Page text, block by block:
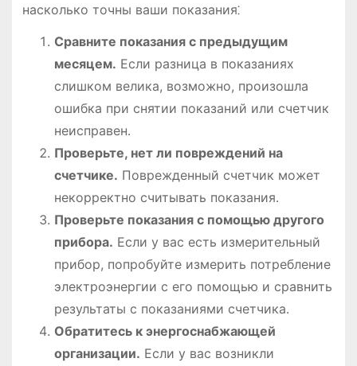
насколько точны ваши показания⁚
Сравните показания с предыдущим
месяцем․ Если разница в показаниях
слишком велика, возможно, произошла
ошибка при снятии показаний или счетчик
неисправен․
Проверьте, нет ли повреждений на
счетчике․ Поврежденный счетчик может
некорректно считывать показания․
Проверьте показания с помощью другого
прибора․ Если у вас есть измерительный
прибор, попробуйте измерить потребление
электроэнергии с его помощью и сравнить
результаты с показаниями счетчика․
Обратитесь к энергоснабжающей
организации․ Если у вас возникли